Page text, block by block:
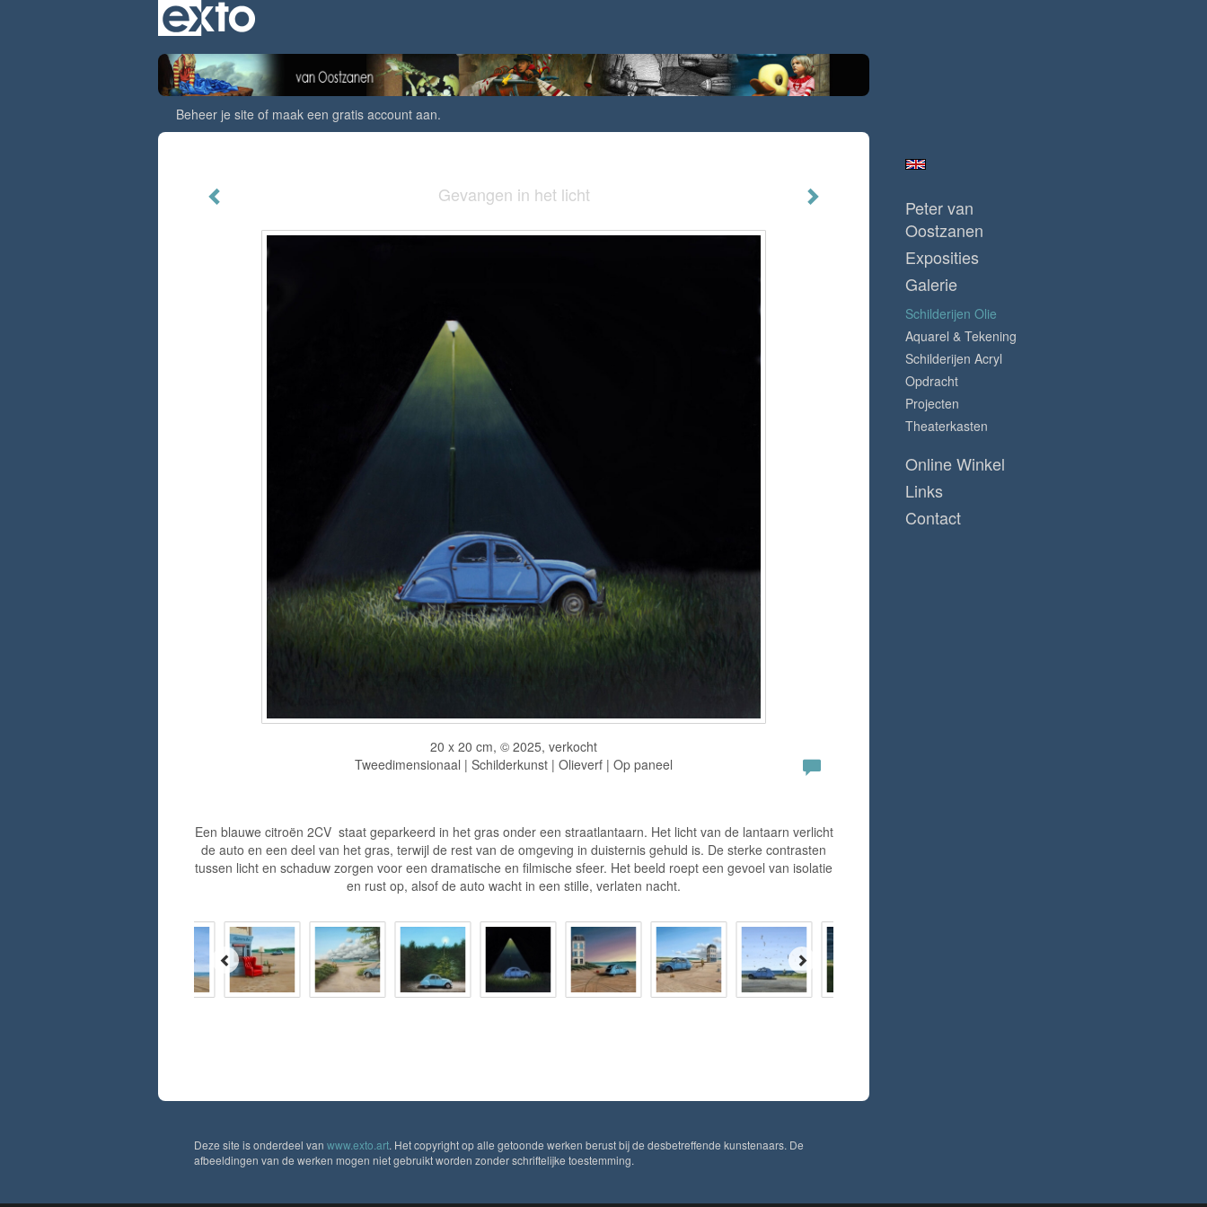
Beheer je site of maak een gratis account aan.
Gevangen in het licht
20 x 20 cm, © 2025, verkocht
Tweedimensionaal | Schilderkunst | Olieverf | Op paneel
Een blauwe citroën 2CV staat geparkeerd in het gras onder een straatlantaarn. Het licht van de lantaarn verlicht
de auto en een deel van het gras, terwijl de rest van de omgeving in duisternis gehuld is. De sterke contrasten
tussen licht en schaduw zorgen voor een dramatische en filmische sfeer. Het beeld roept een gevoel van isolatie
en rust op, alsof de auto wacht in een stille, verlaten nacht.
Peter van
Oostzanen
Exposities
Galerie
Schilderijen Olie
Aquarel & Tekening
Schilderijen Acryl
Opdracht
Projecten
Theaterkasten
Online Winkel
Links
Contact
Deze site is onderdeel van www.exto.art. Het copyright op alle getoonde werken berust bij de desbetreffende kunstenaars. De
afbeeldingen van de werken mogen niet gebruikt worden zonder schriftelijke toestemming.